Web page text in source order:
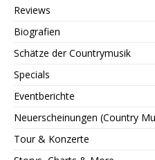
Reviews
Biografien
Schätze der Countrymusik
Specials
Eventberichte
Neuerscheinungen (Country
Tour & Konzerte